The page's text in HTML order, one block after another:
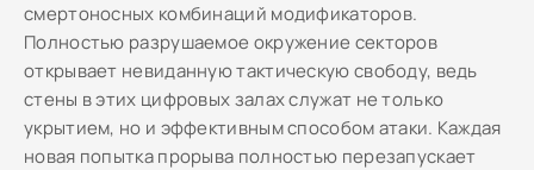
смертоносных комбинаций модификаторов.
Полностью разрушаемое окружение секторов
открывает невиданную тактическую свободу, ведь
стены в этих цифровых залах служат не только
укрытием, но и эффективным способом атаки. Каждая
новая попытка прорыва полностью перезапускает